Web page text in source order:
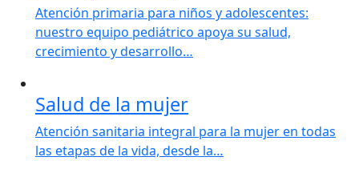
Atención primaria para niños y adolescentes:
nuestro equipo pediátrico apoya su salud,
crecimiento y desarrollo…
Salud de la mujer
Atención sanitaria integral para la mujer en todas
las etapas de la vida, desde la…